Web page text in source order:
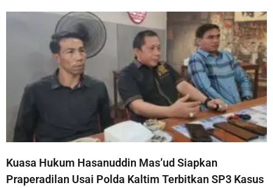
Kuasa Hukum Hasanuddin Mas’ud Siapkan
Praperadilan Usai Polda Kaltim Terbitkan SP3 Kasus